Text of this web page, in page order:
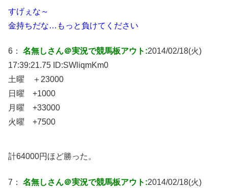
すげぇな～
金持ちだな…もっと負けてください
6： 名無しさん＠実況で競馬板アウト:2014/02/18(火)
17:39:21.75 ID:SWliqmKm0
土曜 ＋23000
日曜 +1000
月曜 +33000
火曜 +7500
計64000円ほど勝った。
7： 名無しさん＠実況で競馬板アウト:2014/02/18(火)